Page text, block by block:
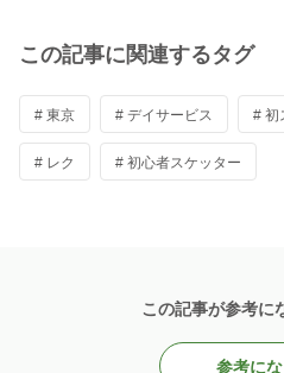
この記事に関連するタグ
# 東京 # デイサービス # 初
# レク # 初心者スケッター
この記事が参考に
参考に